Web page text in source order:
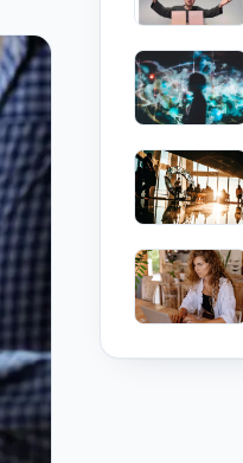
爱
爱
爱